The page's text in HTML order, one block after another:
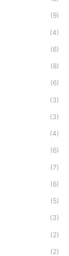
(9)
(4)
(6)
(8)
(6)
(3)
(3)
(4)
(6)
(7)
(6)
(5)
(3)
(2)
(2)